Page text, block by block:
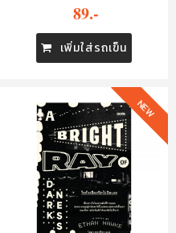
89.-
เพิ่มใส่รถเข็น
NEW